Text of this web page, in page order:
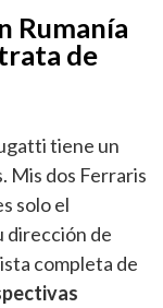
Rumanía
de
tiene un
Mis dos Ferraris
solo el
dirección de
completa de